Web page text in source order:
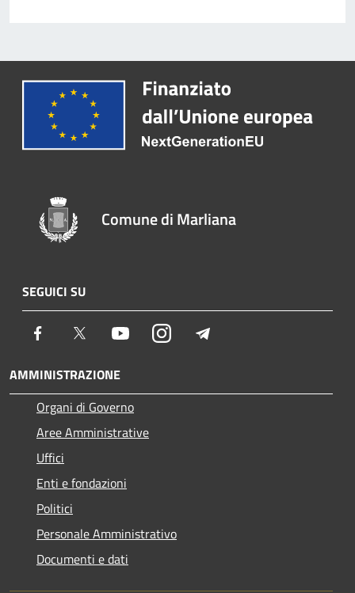
Comune di Marliana
SEGUICI SU
Facebook Twitter YoutubeInstagram
AMMINISTRAZIONE
Organi di Governo
Aree Amministrative
Uffici
Enti e fondazioni
Politici
Personale Amministrativo
Documenti e dati